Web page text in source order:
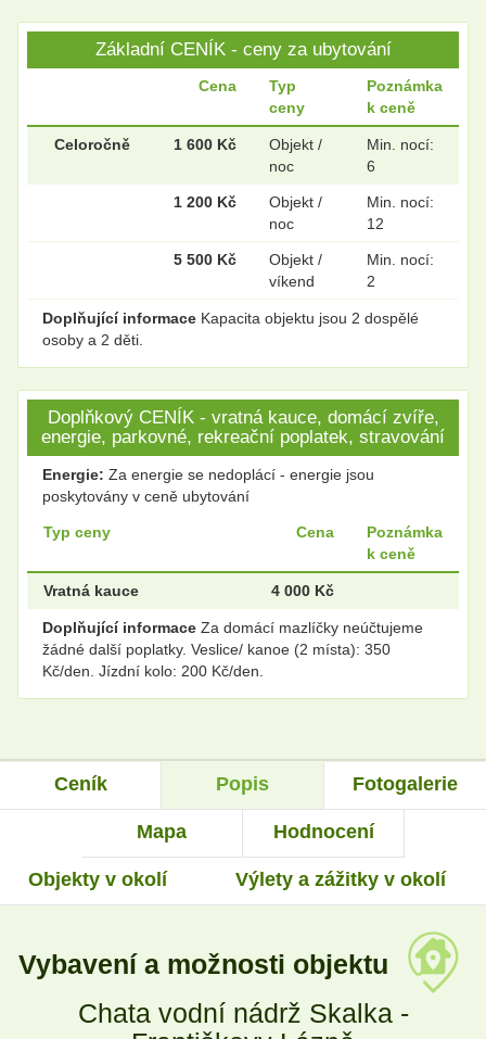
Základní CENÍK - ceny za ubytování
Cena
Typ
ceny
Poznámka
k ceně
Celoročně 1 600 Kč
Objekt /
noc
Min. nocí:
6
1 200 Kč
Objekt /
noc
Min. nocí:
12
5 500 Kč
Objekt /
víkend
Min. nocí:
2
Doplňující informace Kapacita objektu jsou 2 dospělé
osoby a 2 děti.
Doplňkový CENÍK - vratná kauce, domácí zvíře,
energie, parkovné, rekreační poplatek, stravování
Energie: Za energie se nedoplácí - energie jsou
poskytovány v ceně ubytování
Typ ceny Cena
Poznámka
k ceně
Vratná kauce 4 000 Kč
Doplňující informace Za domácí mazlíčky neúčtujeme
žádné další poplatky. Veslice/ kanoe (2 místa): 350
Kč/den. Jízdní kolo: 200 Kč/den.
Ceník Popis Fotogalerie
Mapa Hodnocení
Objekty v okolí Výlety a zážitky v okolí
Vybavení a možnosti objektu
Chata vodní nádrž Skalka -